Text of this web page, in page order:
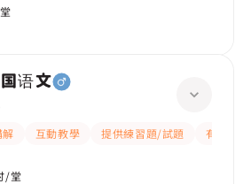
语文
互動教學 提供練習題/試題
有愛心
/堂